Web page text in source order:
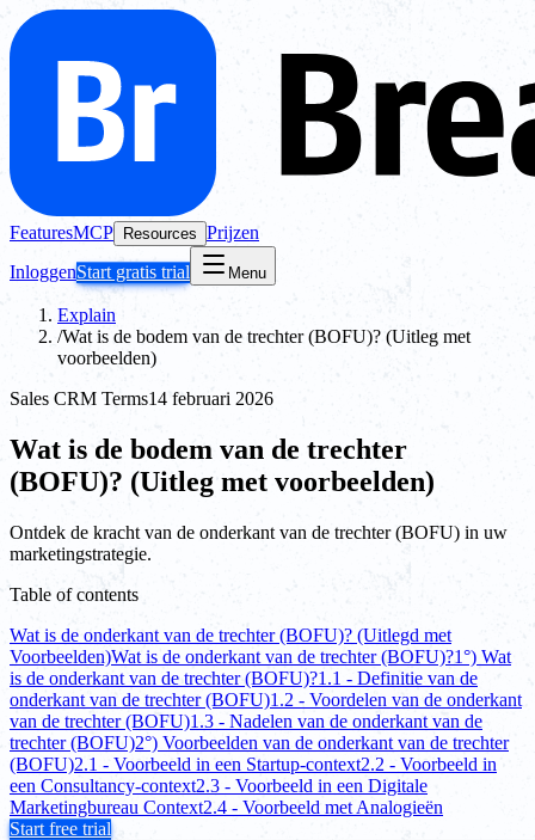
FeaturesMCP Resources Prijzen
InloggenStart gratis trial Menu
Explain
/Wat is de bodem van de trechter (BOFU)? (Uitleg met
voorbeelden)
Sales CRM Terms14 februari 2026
Wat is de bodem van de trechter
(BOFU)? (Uitleg met voorbeelden)
Ontdek de kracht van de onderkant van de trechter (BOFU) in uw
marketingstrategie.
Table of contents
Wat is de onderkant van de trechter (BOFU)? (Uitlegd met
Voorbeelden)Wat is de onderkant van de trechter (BOFU)?1°) Wat
is de onderkant van de trechter (BOFU)?1.1 - Definitie van de
onderkant van de trechter (BOFU)1.2 - Voordelen van de onderkant
van de trechter (BOFU)1.3 - Nadelen van de onderkant van de
trechter (BOFU)2°) Voorbeelden van de onderkant van de trechter
(BOFU)2.1 - Voorbeeld in een Startup-context2.2 - Voorbeeld in
een Consultancy-context2.3 - Voorbeeld in een Digitale
Marketingbureau Context2.4 - Voorbeeld met Analogieën
Start free trial